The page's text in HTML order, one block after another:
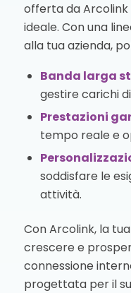
offerta da
ideale. Con una
alla tua azienda,
Banda larga
gestire carichi
Prestazioni
tempo reale e
soddisfare le
attività.
Con Arcolink, la
crescere e
connessione
progettata per il